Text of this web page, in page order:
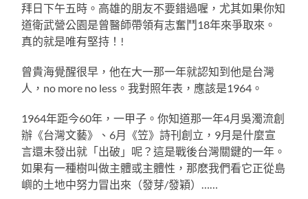
拜日下午五時。高雄的朋友不要錯過喔，尤其如果你知
道衛武營公園是曾醫師帶領有志奮鬥18年來爭取來。
真的就是唯有堅持！!
曾貴海覺醒很早，他在大一那一年就認知到他是台灣
人，no more no less。我對照年表，應該是1964。
1964年距今60年，一甲子。你知道那一年4月吳濁流創
辦《台灣文藝》、6月《笠》詩刊創立，9月是什麼宣
言還未發出就「出破」呢？這是戰後台灣關鍵的一年。
如果有一種樹叫做主體或主體性，那麽我們看它正從島
嶼的土地中努力冒出來（發芽/發穎）……